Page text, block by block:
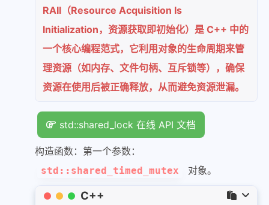
RAII（Resource Acquisition Is
Initialization，资源获取即初始化）是 C++ 中的
一个核心编程范式，它利用对象的生命周期来管
理资源（如内存、文件句柄、互斥锁等），确保
资源在使用后被正确释放，从而避免资源泄漏。
std::shared_lock 在线 API 文档
构造函数：第一个参数：
std::shared_timed_mutex 对象。
C++